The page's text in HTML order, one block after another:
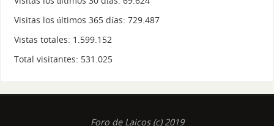
Visitas los últimos 365 días: 729.487
Vistas totales: 1.599.152
Total visitantes: 531.025
Foro de Laicos (c) 2019